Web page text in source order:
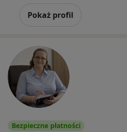
Pokaż profil
Bezpieczne płatności